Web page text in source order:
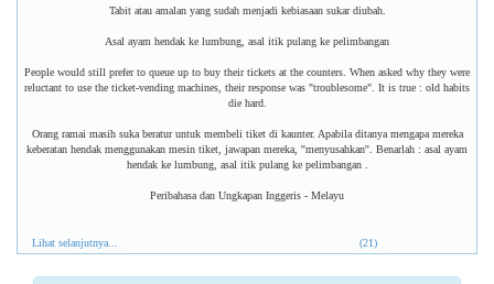
Tabit atau amalan yang sudah menjadi kebiasaan sukar diubah.
Asal ayam hendak ke lumbung, asal itik pulang ke pelimbangan
People would still prefer to queue up to buy their tickets at the counters. When asked why they were
reluctant to use the ticket-vending machines, their response was "troublesome". It is true : old habits
die hard.
Orang ramai masih suka beratur untuk membeli tiket di kaunter. Apabila ditanya mengapa mereka
keberatan hendak menggunakan mesin tiket, jawapan mereka, ''menyusahkan''. Benarlah : asal ayam
hendak ke lumbung, asal itik pulang ke pelimbangan .
Peribahasa dan Ungkapan Inggeris - Melayu
Lihat selanjutnya... (21)